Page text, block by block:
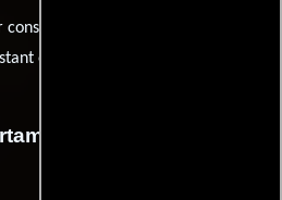
consultant) y
editor (u))
de electricidad